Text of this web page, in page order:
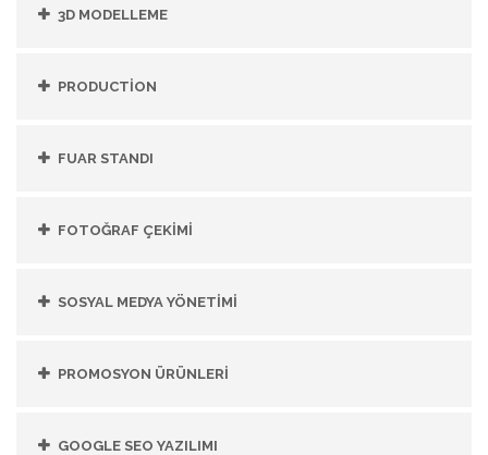
3D MODELLEME
PRODUCTİON
FUAR STANDI
FOTOĞRAF ÇEKİMİ
SOSYAL MEDYA YÖNETİMİ
PROMOSYON ÜRÜNLERİ
GOOGLE SEO YAZILIMI